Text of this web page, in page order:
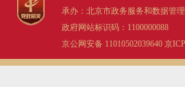
12345网上接诉即办 我要咨
参与调查 在线访谈
承办：北京市政务服务和数据管
政府网站标识码：1100000088
京公网安备 11010502039640 京